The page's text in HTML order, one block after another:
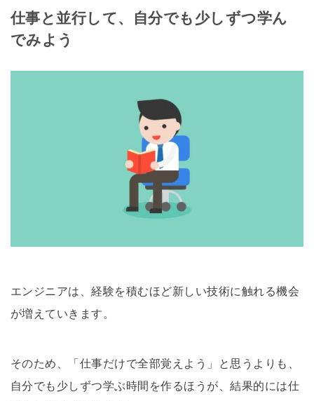
仕事と並行して、自分でも少しずつ学ん
でみよう
エンジニアは、経験を積むほど新しい技術に触れる機会
が増えていきます。
そのため、「仕事だけで全部覚えよう」と思うよりも、
自分でも少しずつ学ぶ時間を作るほうが、結果的には仕